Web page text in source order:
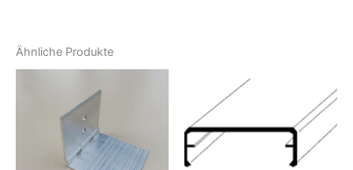
Ähnliche Produkte